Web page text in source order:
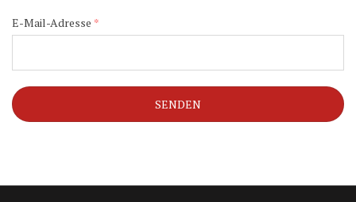
E-Mail-Adresse *
SENDEN